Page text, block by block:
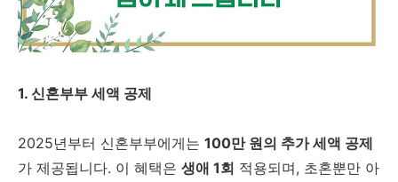
1. 신혼부부 세액 공제
2025년부터 신혼부부에게는 100만 원의 추가 세액 공제
가 제공됩니다. 이 혜택은 생애 1회 적용되며, 초혼뿐만 아